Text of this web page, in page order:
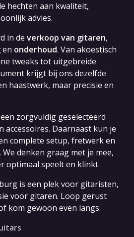
hechten aan kwaliteit,
advies.
in de verkoop van gitaren,
en onderhoud. Van akoestisch
tweaks tot uitgebreide
krijgt bij ons dezelfde
haastwerk, maar precisie en
zorgvuldig geselecteerd
accessoires. Daarnaast kun je
complete setup, fretwerk en
denken graag met je mee,
optimaal speelt en klinkt.
is een plek voor gitaristen,
voor gitaren. Loop gerust
kom gewoon even langs.